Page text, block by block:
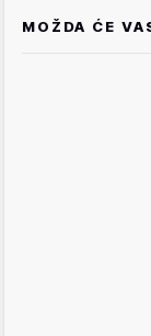
MOŽDA ĆE